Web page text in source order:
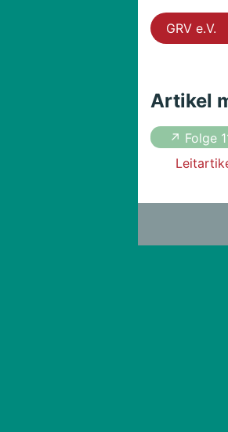
GRV e.V.
Artikel
↗ Folge